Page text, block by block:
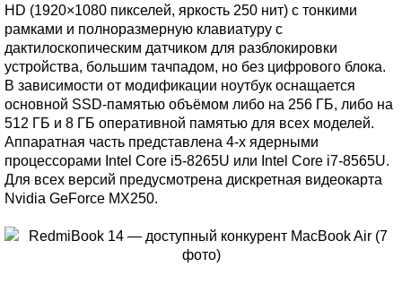
HD (1920×1080 пикселей, яркость 250 нит) с тонкими
рамками и полноразмерную клавиатуру с
дактилоскопическим датчиком для разблокировки
устройства, большим тачпадом, но без цифрового блока.
В зависимости от модификации ноутбук оснащается
основной SSD-памятью объёмом либо на 256 ГБ, либо на
512 ГБ и 8 ГБ оперативной памятью для всех моделей.
Аппаратная часть представлена 4-х ядерными
процессорами Intel Core i5-8265U или Intel Core i7-8565U.
Для всех версий предусмотрена дискретная видеокарта
Nvidia GeForce MX250.